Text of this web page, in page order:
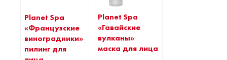
Planet Spa
«Французские
виноградники»
пилинг для
Planet Spa
«Гавайские
вулканы»
маска для лица